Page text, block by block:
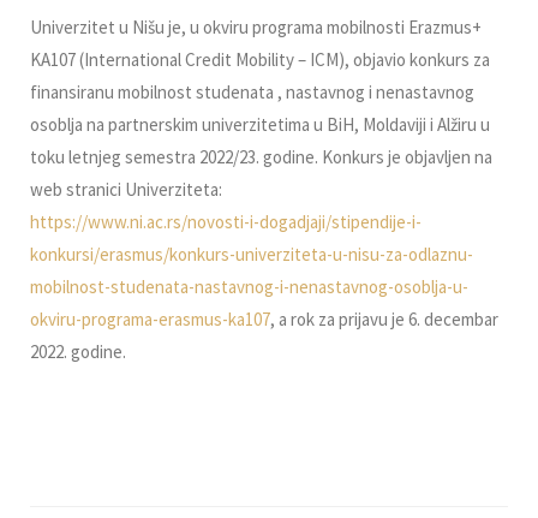
Univerzitet u Nišu je, u okviru programa mobilnosti Erazmus+
KA107 (International Credit Mobility – ICM), objavio konkurs za
finansiranu mobilnost studenata , nastavnog i nenastavnog
osoblja na partnerskim univerzitetima u BiH, Moldaviji i Alžiru u
toku letnjeg semestra 2022/23. godine. Konkurs je objavljen na
web stranici Univerziteta:
https://www.ni.ac.rs/novosti-i-dogadjaji/stipendije-i-
konkursi/erasmus/konkurs-univerziteta-u-nisu-za-odlaznu-
mobilnost-studenata-nastavnog-i-nenastavnog-osoblja-u-
okviru-programa-erasmus-ka107, a rok za prijavu je 6. decembar
2022. godine.